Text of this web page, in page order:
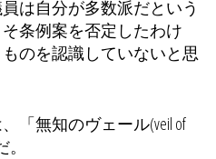
は自分が多数派だという
条例案を否定したわけ
のを認識していないと思
「無知のヴェール(veil of